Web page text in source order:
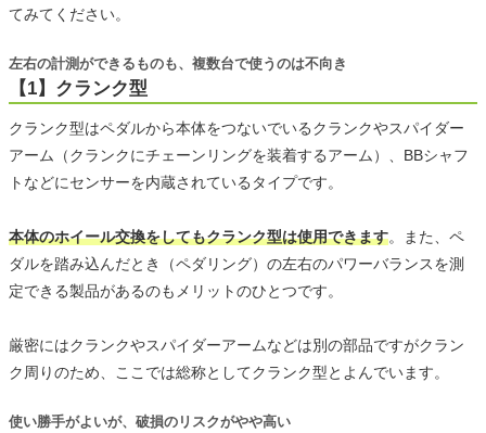
てみてください。
【1】クランク型
左右の計測ができるものも、複数台で使うのは不向き
クランク型はペダルから本体をつないでいるクランクやスパイダー
アーム（クランクにチェーンリングを装着するアーム）、BBシャフ
トなどにセンサーを内蔵されているタイプです。
本体のホイール交換をしてもクランク型は使用できます。また、ペ
ダルを踏み込んだとき（ペダリング）の左右のパワーバランスを測
定できる製品があるのもメリットのひとつです。
厳密にはクランクやスパイダーアームなどは別の部品ですがクラン
ク周りのため、ここでは総称としてクランク型とよんでいます。
使い勝手がよいが、破損のリスクがやや高い